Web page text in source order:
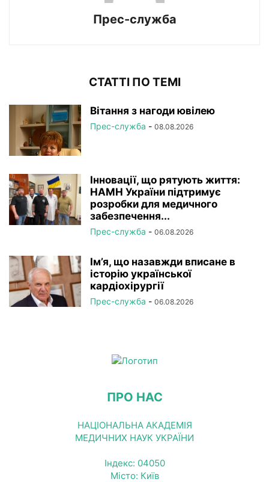
Прес-служба
СТАТТІ ПО ТЕМІ
Вітання з нагоди ювілею
Прес-служба - 08.08.2026
Інновації, що рятують життя:
НАМН України підтримує
розробки для медичного
забезпечення...
Прес-служба - 06.08.2026
Ім’я, що назавжди вписане в
історію української
кардіохірургії
Прес-служба - 06.08.2026
ПРО НАС
НАЦІОНАЛЬНА АКАДЕМІЯ
МЕДИЧНИХ НАУК УКРАЇНИ
Індекс: 04050
Місто: Київ